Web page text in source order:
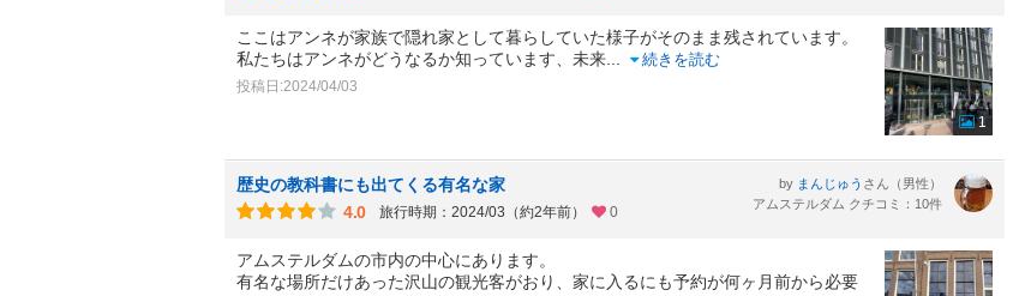
ここはアンネが家族で隠れ家として暮らしていた様子がそのまま残されています。
私たちはアンネがどうなるか知っています、未来
続きを読む
投稿日:2024/04/03
1
歴史の教科書にも出てくる有名な家
4.0
旅行時期：2024/03（約2年前） 0
by まんじゅう さん（男性）
アムステルダム クチコミ：10件
アムステルダムの市内の中心にあります。
有名な場所だけあった沢山の観光客がおり、家に入るにも予約が何ヶ月前から必要